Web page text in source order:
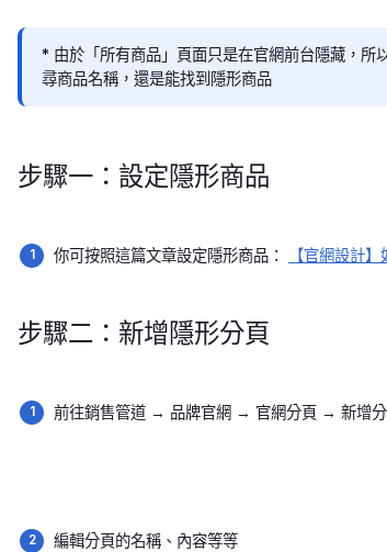
* 由於「所有商品」頁面只是在官網前台隱藏，所
尋商品名稱，還是能找到隱形商品
步驟一：設定隱形商品
你可按照這篇文章設定隱形商品： 【官網設計
步驟二：新增隱形分頁
前往銷售管道 → 品牌官網 → 官網分頁 → 新增
編輯分頁的名稱、內容等等